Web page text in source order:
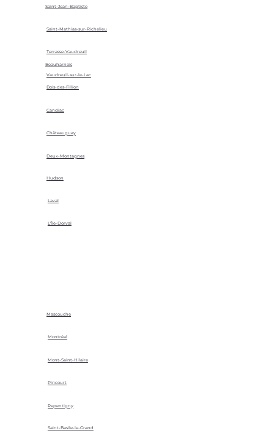
Saint-Jean-Baptiste
Saint-Mathias-sur-Richelieu
Terrasse-Vaudreuil
Vaudreuil-sur-le-Lac
Beauharnois
Bois-des-Fillion
Candiac
Châteauguay
Deux-Montagnes
Hudson
Laval
L'Île-Dorval
Mascouche
Montréal
Mont-Saint-Hilaire
Pincourt
Repentigny
Saint-Basile-le-Grand